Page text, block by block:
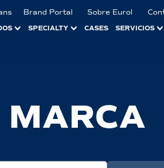
Brand Portal Sobre Eurol
SPECIALTY CASES SERVICIOS
MARCA